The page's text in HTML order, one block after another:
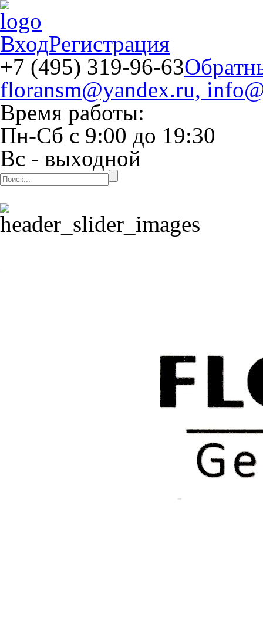
ВходРегистрация
+7 (495) 319-96-63
floransm@yandex.ru,
Время работы:
Пн-Сб с 9:00 до 19:30
Вс - выходной